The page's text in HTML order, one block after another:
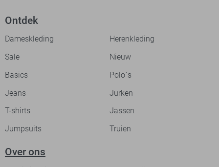
Ontdek
Dameskleding
Herenkleding
Sale
Nieuw
Basics
Polo`s
Jeans
Jurken
T-shirts
Jassen
Jumpsuits
Truien
Over ons